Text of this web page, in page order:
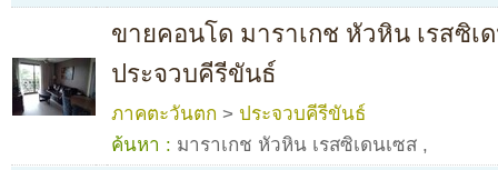
ขายคอนโด มาราเกช หัวหิน เรสซิเ
ประจวบคีรีขันธ์
ภาคตะวันตก > ประจวบคีรีขันธ์
ค้นหา : มาราเกช หัวหิน เรสซิเดนเซส ,